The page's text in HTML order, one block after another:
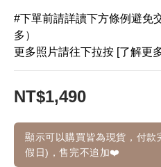
#下單前請詳讀下方條例避免
多）
更多照片請往下拉按 [了解更
NT$1,490
顯示可以購買皆為現貨，付款
假日)，售完不追加❤️